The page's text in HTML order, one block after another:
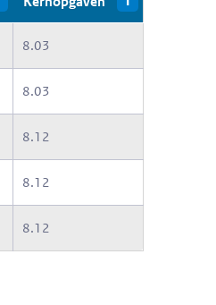
8.03
8.03
8.12
8.12
8.12